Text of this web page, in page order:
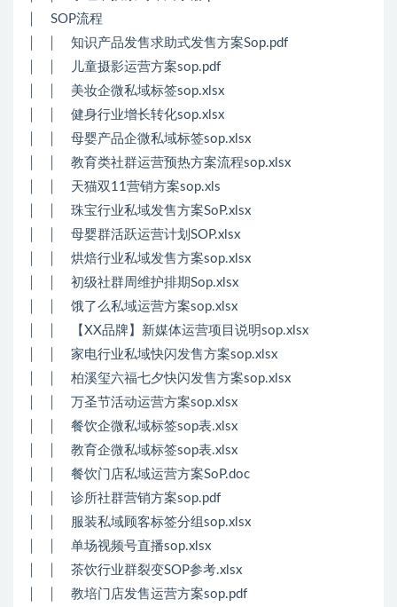
│ SOP流程
│ │ 知识产品发售求助式发售方案Sop.pdf
│ │ 儿童摄影运营方案sop.pdf
│ │ 美妆企微私域标签sop.xlsx
│ │ 健身行业增长转化sop.xlsx
│ │ 母婴产品企微私域标签sop.xlsx
│ │ 教育类社群运营预热方案流程sop.xlsx
│ │ 天猫双11营销方案sop.xls
│ │ 珠宝行业私域发售方案SoP.xlsx
│ │ 母婴群活跃运营计划SOP.xlsx
│ │ 烘焙行业私域发售方案sop.xlsx
│ │ 初级社群周维护排期Sop.xlsx
│ │ 饿了么私域运营方案sop.xlsx
│ │ 【XX品牌】新媒体运营项目说明sop.xlsx
│ │ 家电行业私域快闪发售方案sop.xlsx
│ │ 柏溪玺六福七夕快闪发售方案sop.xlsx
│ │ 万圣节活动运营方案sop.xlsx
│ │ 餐饮企微私域标签sop表.xlsx
│ │ 教育企微私域标签sop表.xlsx
│ │ 餐饮门店私域运营方案SoP.doc
│ │ 诊所社群营销方案sop.pdf
│ │ 服装私域顾客标签分组sop.xlsx
│ │ 单场视频号直播sop.xlsx
│ │ 茶饮行业群裂变SOP参考.xlsx
│ │ 教培门店发售运营方案sop.pdf